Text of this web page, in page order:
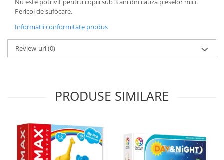
Nu este potrivit pentru copiii sub 3 ani din cauza pieselor mici.
Pericol de sufocare.
Informatii conformitate produs
Review-uri(0)
PRODUSE SIMILARE